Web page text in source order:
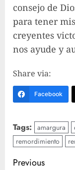
consejo de
para tener
creyentes
nos ayude y
Share via:
Facebook
Tags: amargura
remordimiento
Post
Previous